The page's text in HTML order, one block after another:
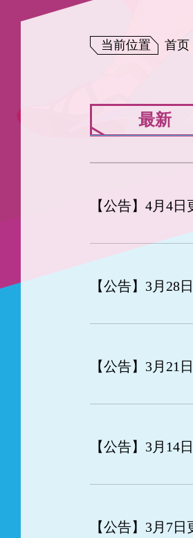
最新
当前位置 首页
【公告】 4月4日
【公告】 3月28
【公告】 3月21
【公告】 3月14
【公告】 3月7日